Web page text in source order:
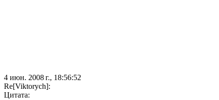
4 июн. 2008 г., 18:56:52
Re[Viktorych]:
Цитата: